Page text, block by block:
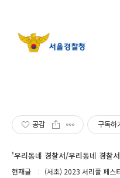
공감 구독하
'우리동네 경찰서/우리동네 경찰
현재글 (서초) 2023 서리풀 페스